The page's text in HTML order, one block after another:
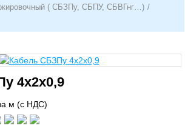
( СБЗПу, СБПУ, СБВГнг…) /
4х2х0,9
м (с НДС)